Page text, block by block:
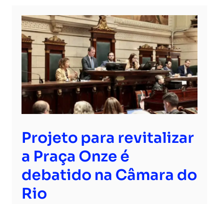
Projeto para revitalizar
a Praça Onze é
debatido na Câmara do
Rio